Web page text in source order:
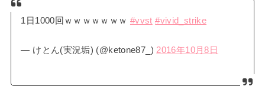
1日1000回ｗｗｗｗｗｗｗ #vvst #vivid_strike
— けとん(実況垢) (@ketone87_) 2016年10月8日